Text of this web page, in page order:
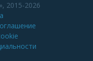
2015-2026